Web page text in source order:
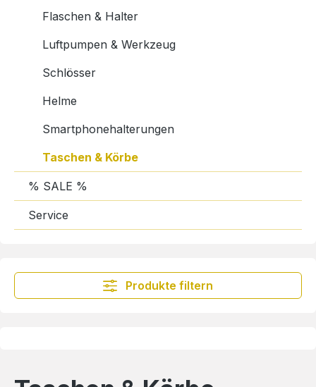
Flaschen & Halter
Luftpumpen & Werkzeug
Schlösser
Helme
Smartphonehalterungen
Taschen & Körbe
% SALE %
Service
Produkte filtern